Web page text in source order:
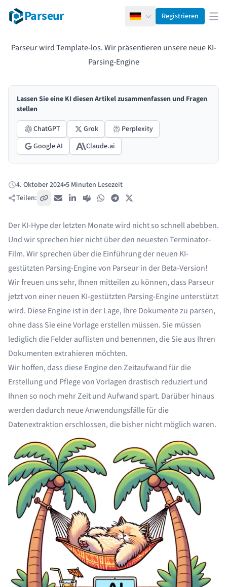
Parseur DeutschRegistrieren
Parseur wird Template-los. Wir präsentieren unsere neue KI-
Parsing-Engine
Lassen Sie eine KI diesen Artikel zusammenfassen und Fragen
stellen
ChatGPT
Grok
Perplexity
Google AI
Claude.ai
Veröffentlicht:
4. Oktober 2024•5 Minuten Lesezeit
Teilen:
Link kopieren
E-Mail LinkedIn
Teams WhatsAppTelegram
Der KI-Hype der letzten Monate wird nicht so schnell abebben.
Und wir sprechen hier nicht über den neuesten Terminator-
Film. Wir sprechen über die Einführung der neuen KI-
gestützten Parsing-Engine von Parseur in der Beta-Version!
Wir freuen uns sehr, Ihnen mitteilen zu können, dass Parseur
jetzt von einer neuen KI-gestützten Parsing-Engine unterstützt
wird. Diese Engine ist in der Lage, Ihre Dokumente zu parsen,
ohne dass Sie eine Vorlage erstellen müssen. Sie müssen
lediglich die Felder auflisten und benennen, die Sie aus Ihren
Dokumenten extrahieren möchten.
Wir hoffen, dass diese Engine den Zeitaufwand für die
Erstellung und Pflege von Vorlagen drastisch reduziert und
Ihnen so noch mehr Zeit und Aufwand spart. Darüber hinaus
werden dadurch neue Anwendungsfälle für die
Datenextraktion erschlossen, die bisher nicht möglich waren.